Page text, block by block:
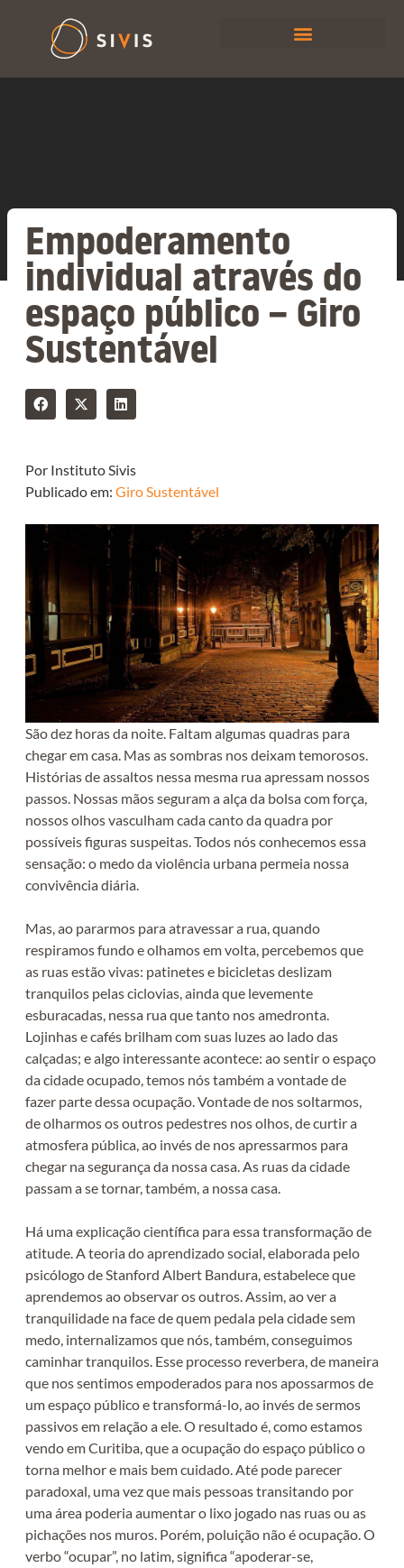
Empoderamento
individual através do
espaço público – Giro
Sustentável
Por Instituto Sivis
Publicado em: Giro Sustentável
São dez horas da noite. Faltam algumas quadras para
chegar em casa. Mas as sombras nos deixam temorosos.
Histórias de assaltos nessa mesma rua apressam nossos
passos. Nossas mãos seguram a alça da bolsa com força,
nossos olhos vasculham cada canto da quadra por
possíveis figuras suspeitas. Todos nós conhecemos essa
sensação: o medo da violência urbana permeia nossa
convivência diária.
Mas, ao pararmos para atravessar a rua, quando
respiramos fundo e olhamos em volta, percebemos que
as ruas estão vivas: patinetes e bicicletas deslizam
tranquilos pelas ciclovias, ainda que levemente
esburacadas, nessa rua que tanto nos amedronta.
Lojinhas e cafés brilham com suas luzes ao lado das
calçadas; e algo interessante acontece: ao sentir o espaço
da cidade ocupado, temos nós também a vontade de
fazer parte dessa ocupação. Vontade de nos soltarmos,
de olharmos os outros pedestres nos olhos, de curtir a
atmosfera pública, ao invés de nos apressarmos para
chegar na segurança da nossa casa. As ruas da cidade
passam a se tornar, também, a nossa casa.
Há uma explicação científica para essa transformação de
atitude. A teoria do aprendizado social, elaborada pelo
psicólogo de Stanford Albert Bandura, estabelece que
aprendemos ao observar os outros. Assim, ao ver a
tranquilidade na face de quem pedala pela cidade sem
medo, internalizamos que nós, também, conseguimos
caminhar tranquilos. Esse processo reverbera, de maneira
que nos sentimos empoderados para nos apossarmos de
um espaço público e transformá-lo, ao invés de sermos
passivos em relação a ele. O resultado é, como estamos
vendo em Curitiba, que a ocupação do espaço público o
torna melhor e mais bem cuidado. Até pode parecer
paradoxal, uma vez que mais pessoas transitando por
uma área poderia aumentar o lixo jogado nas ruas ou as
pichações nos muros. Porém, poluição não é ocupação. O
verbo “ocupar”, no latim, significa “apoderar-se,